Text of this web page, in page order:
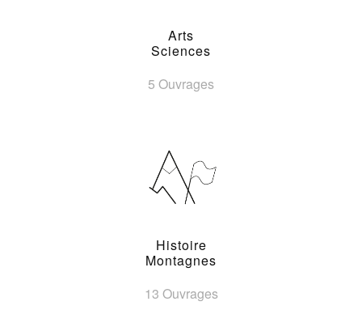
Arts
Sciences
5 Ouvrages
Histoire
Montagnes
13 Ouvrages